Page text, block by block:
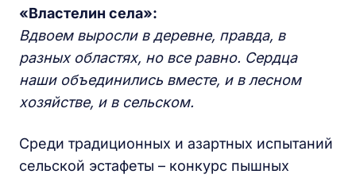
«Властелин села»:
Вдвоем выросли в деревне, правда, в
разных областях, но все равно. Сердца
наши объединились вместе, и в лесном
хозяйстве, и в сельском.
Среди традиционных и азартных испытаний
сельской эстафеты – конкурс пышных